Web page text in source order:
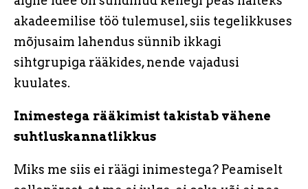
akadeemilise töö tulemusel, siis tegelikkuses
mõjusaim lahendus sünnib ikkagi
sihtgrupiga rääkides, nende vajadusi
kuulates.
Inimestega rääkimist takistab vähene
suhtluskannatlikkus
Miks me siis ei räägi inimestega? Peamiselt